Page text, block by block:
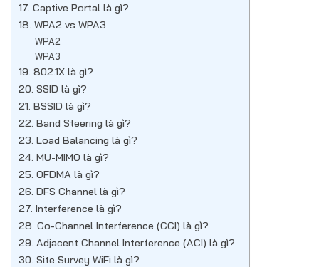
17. Captive Portal là gì?
18. WPA2 vs WPA3
WPA2
WPA3
19. 802.1X là gì?
20. SSID là gì?
21. BSSID là gì?
22. Band Steering là gì?
23. Load Balancing là gì?
24. MU-MIMO là gì?
25. OFDMA là gì?
26. DFS Channel là gì?
27. Interference là gì?
28. Co-Channel Interference (CCI) là gì?
29. Adjacent Channel Interference (ACI) là gì?
30. Site Survey WiFi là gì?